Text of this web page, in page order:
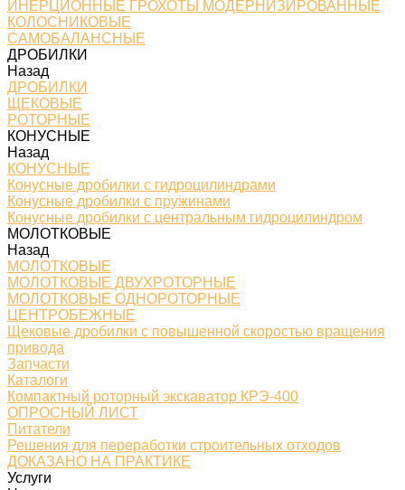
ИНЕРЦИОННЫЕ ГРОХОТЫ МОДЕРНИЗИРОВАННЫЕ
КОЛОСНИКОВЫЕ
САМОБАЛАНСНЫЕ
ДРОБИЛКИ
Назад
ДРОБИЛКИ
ЩЕКОВЫЕ
РОТОРНЫЕ
КОНУСНЫЕ
Назад
КОНУСНЫЕ
Конусные дробилки с гидроцилиндрами
Конусные дробилки с пружинами
Конусные дробилки с центральным гидроцилиндром
МОЛОТКОВЫЕ
Назад
МОЛОТКОВЫЕ
МОЛОТКОВЫЕ ДВУХРОТОРНЫЕ
МОЛОТКОВЫЕ ОДНОРОТОРНЫЕ
ЦЕНТРОБЕЖНЫЕ
Щековые дробилки с повышенной скоростью вращения
привода
Запчасти
Каталоги
Компактный роторный экскаватор КРЭ-400
ОПРОСНЫЙ ЛИСТ
Питатели
Решения для переработки строительных отходов
ДОКАЗАНО НА ПРАКТИКЕ
Услуги